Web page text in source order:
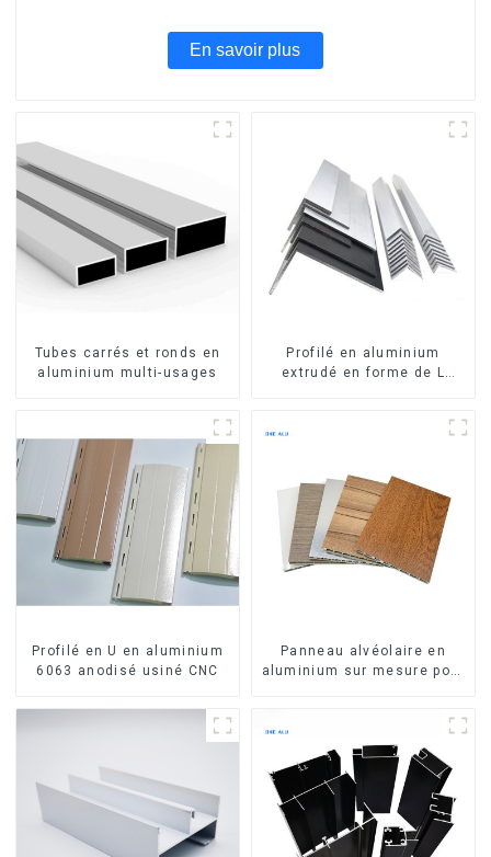
En savoir plus
Tubes carrés et ronds en
aluminium multi-usages
Profilé en aluminium
extrudé en forme de L
Profilé en U en aluminium
6063 anodisé usiné CNC
Panneau alvéolaire en
aluminium sur mesure pour